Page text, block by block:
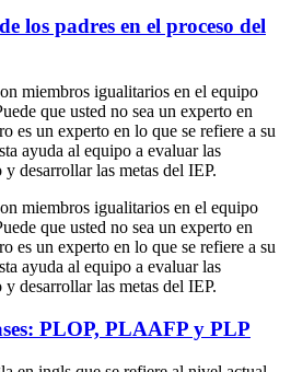
los padres en el proceso del
miembros igualitarios en el equipo
que usted no sea un experto en
es un experto en lo que se refiere a su
ayuda al equipo a evaluar las
desarrollar las metas del IEP.
miembros igualitarios en el equipo
que usted no sea un experto en
es un experto en lo que se refiere a su
ayuda al equipo a evaluar las
desarrollar las metas del IEP.
PLOP, PLAAFP y PLP